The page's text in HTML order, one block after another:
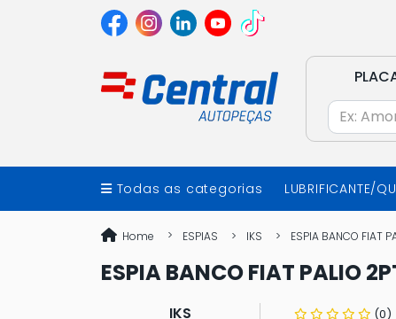
Todas as categorias LUBRIFICANTE/
Home ESPIAS IKS ESPIA BANCO FIAT
ESPIA BANCO FIAT PALIO
IKS (0)